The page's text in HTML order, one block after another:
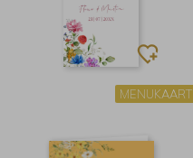
MENUKAART